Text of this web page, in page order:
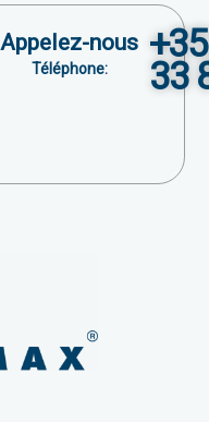
Appelez-nous
Téléphone: 33